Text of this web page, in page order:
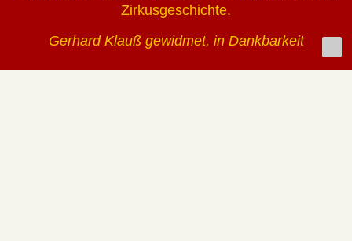
Zirkusgeschichte.
Gerhard Klauß gewidmet, in Dankbarkeit